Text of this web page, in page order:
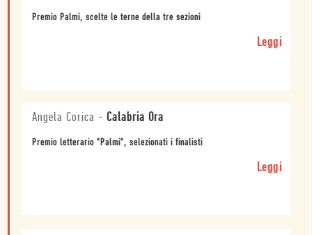
Premio Palmi, scelte le terne della tre sezioni
Leggi
Angela Corica - Calabria Ora
Premio letterario "Palmi", selezionati i finalisti
Leggi